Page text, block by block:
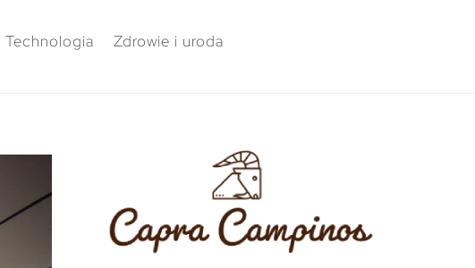
Technologia Zdrowie i uroda